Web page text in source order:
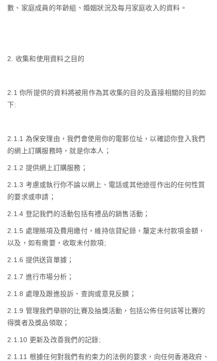
數、家庭成員的年齡組、婚姻狀況及每月家庭收入的資料。
2. 收集和使用資料之目的
2.1你所提供的資料將被用作為其收集的目的及直接相關的目的如
下:
2.1.1 為保安理由，我們會使用你的電郵位址，以確認你登入我們
的網上訂購服務時，就是你本人；
2.1.2 提供網上訂購服務；
2.1.3 考慮或執行你不論以網上、電話或其他途徑作出的任何性質
的要求或申請；
2.1.4 登記我們的活動包括有禮品的銷售活動；
2.1.5 處理賬項及費用繳付，維持信貸紀錄，釐定未付款項金額，
以及，如有需要，收取未付款項;
2.1.6 提供送貨單據；
2.1.7 進行市場分析；
2.1.8 處理及跟進投訴、查詢或意見反饋；
2.1.9 管理我們舉辦的比賽及抽獎活動，包括公佈任何該等比賽的
得獎者及獎品領取；
2.1.10 更新及改善我們的記錄;
2.1.11 根據任何對我們有約束力的法例的要求，向任何香港政府、